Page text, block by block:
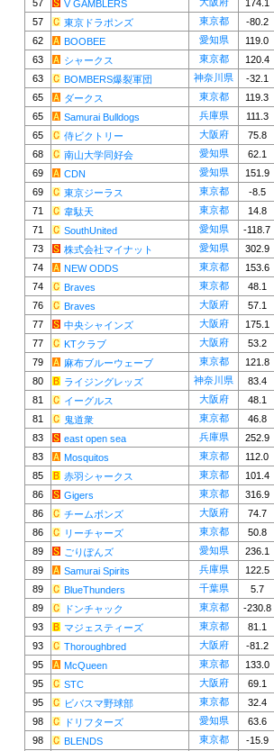
57
V GAMBLERS 174.1
57
東京ドラポンズ 東京都 -80.2
62
BOOBEE 愛知県 119.0
63
シャークス 東京都 120.4
63
BOMBERS爆裂軍団 神奈川県 -32.1
65
ダークス 東京都 119.3
65
Samurai Bulldogs 兵庫県 111.3
65
侍ビクトリー 大阪府 75.8
68
南山大学同好会 愛知県 62.1
69
CDN 愛知県 151.9
69
東京ジーラス 東京都 -8.5
71
韋駄天 東京都 14.8
71
SouthUnited 愛知県 -118.7
73
株式会社マイナット 愛知県 302.9
74
NEW ODDS 東京都 153.6
74
Braves 東京都 48.1
76
Braves 大阪府 57.1
77
中央シャインズ 大阪府 175.1
77
KTクラブ 大阪府 53.2
79
麻布ブルーウェーブ 東京都 121.8
80
ライジングレッズ 神奈川県 83.4
81
イーグルス 大阪府 48.1
81
鬼道衆 東京都 46.8
83
east open sea 兵庫県 252.9
83
Mosquitos 東京都 112.0
85
赤羽シャークス 東京都 101.4
86
Gigers 東京都 316.9
86
チームボンズ 大阪府 74.7
86
リーチャーズ 東京都 50.8
89
ごりぽんズ 愛知県 236.1
89
Samurai Spirits 兵庫県 122.5
89
BlueThunders 千葉県 5.7
89
ドンチャック 東京都 -230.8
93
マジェスティーズ 東京都 81.1
93
Thoroughbred 大阪府 -81.2
95
McQueen 東京都 133.0
95
STC 大阪府 69.1
95
ビバスマ野球部 東京都 32.4
98
ドリフターズ 愛知県 63.6
98
BLENDS 東京都 -15.9